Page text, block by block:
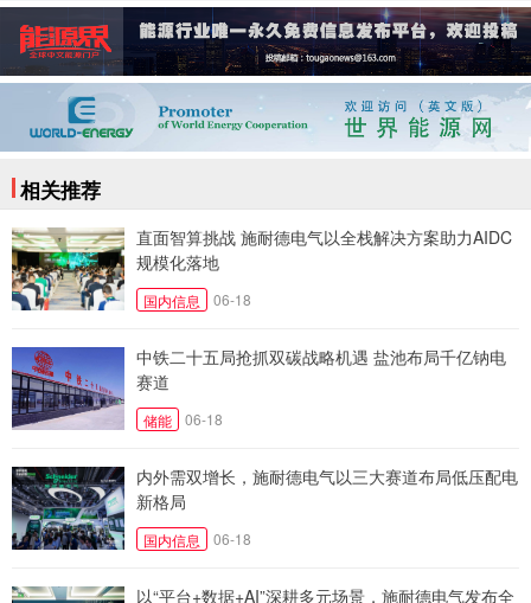
相关推荐
直面智算挑战 施耐德电气以全栈解决方案助力AIDC
规模化落地
国内信息 06-18
中铁二十五局抢抓双碳战略机遇 盐池布局千亿钠电
赛道
储能 06-18
内外需双增长，施耐德电气以三大赛道布局低压配电
新格局
国内信息 06-18
以“平台+数据+AI”深耕多元场景，施耐德电气发布全